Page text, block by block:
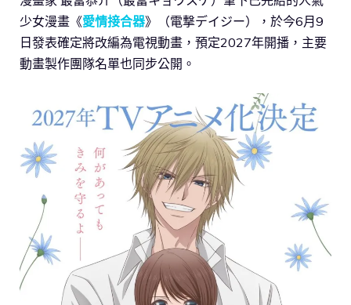
少女漫畫《愛情接合器》（電撃デイジー），於今6月9
日發表確定將改編為電視動畫，預定2027年開播，主要
動畫製作團隊名單也同步公開。